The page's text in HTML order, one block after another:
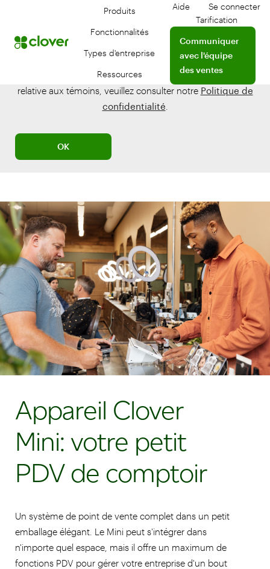
Produits
Fonctionnalités
Types d'entreprise
Ressources
Aide
Aide
Se connecter
Se
Tarification
Communiquer
avec l'équipe
des ventes
Contactez un
Notre site utilise des témoins pour améliorer votre
expérience. Pour plus d'informations sur notre politique
relative aux témoins, veuillez consulter notre Politique de
confidentialité
OK
Appareil Clover
Mini: votre petit
PDV de comptoir
Un système de point de vente complet dans un petit
emballage élégant. Le Mini peut s'intégrer dans
n'importe quel espace, mais il offre un maximum de
fonctions PDV pour gérer votre entreprise d'un bout